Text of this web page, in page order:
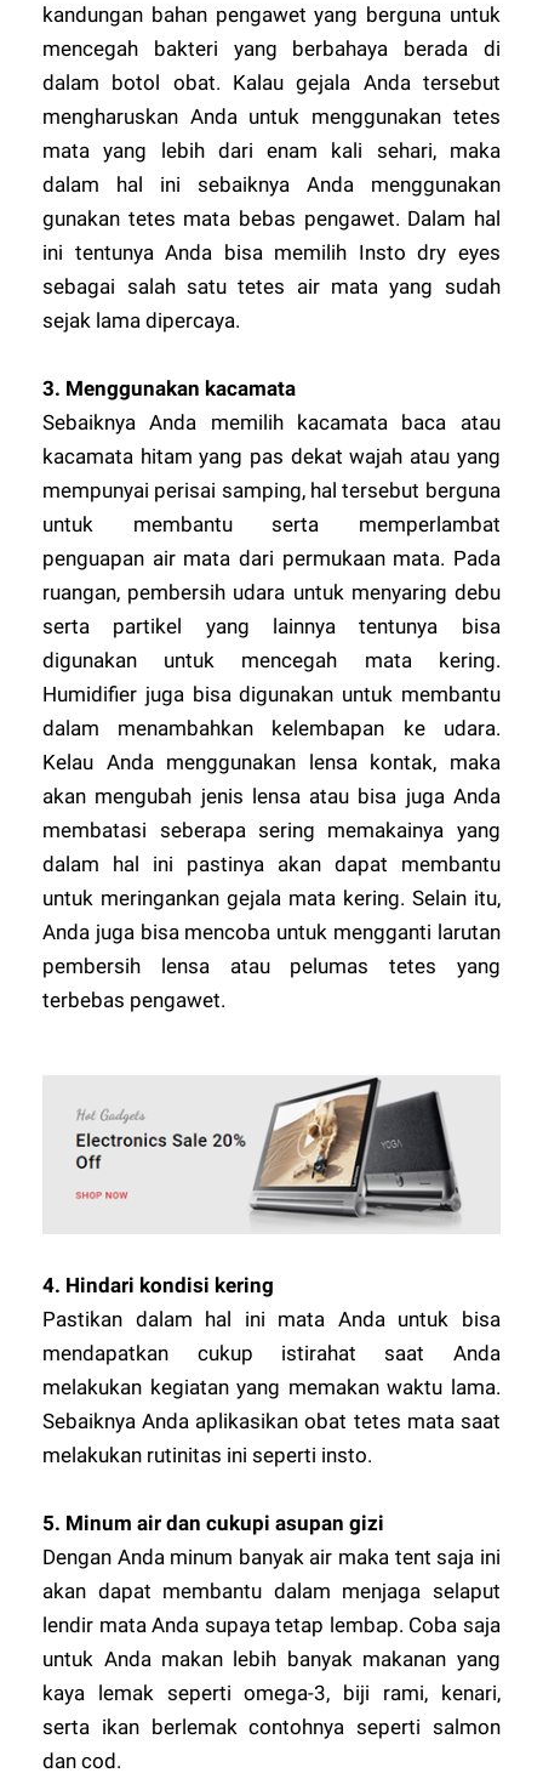
kandungan bahan pengawet yang berguna untuk
mencegah bakteri yang berbahaya berada di
dalam botol obat. Kalau gejala Anda tersebut
mengharuskan Anda untuk menggunakan tetes
mata yang lebih dari enam kali sehari, maka
dalam hal ini sebaiknya Anda menggunakan
gunakan tetes mata bebas pengawet. Dalam hal
ini tentunya Anda bisa memilih Insto dry eyes
sebagai salah satu tetes air mata yang sudah
sejak lama dipercaya.
3. Menggunakan kacamata
Sebaiknya Anda memilih kacamata baca atau
kacamata hitam yang pas dekat wajah atau yang
mempunyai perisai samping, hal tersebut berguna
untuk membantu serta memperlambat
penguapan air mata dari permukaan mata. Pada
ruangan, pembersih udara untuk menyaring debu
serta partikel yang lainnya tentunya bisa
digunakan untuk mencegah mata kering.
Humidifier juga bisa digunakan untuk membantu
dalam menambahkan kelembapan ke udara.
Kelau Anda menggunakan lensa kontak, maka
akan mengubah jenis lensa atau bisa juga Anda
membatasi seberapa sering memakainya yang
dalam hal ini pastinya akan dapat membantu
untuk meringankan gejala mata kering. Selain itu,
Anda juga bisa mencoba untuk mengganti larutan
pembersih lensa atau pelumas tetes yang
terbebas pengawet.
4. Hindari kondisi kering
Pastikan dalam hal ini mata Anda untuk bisa
mendapatkan cukup istirahat saat Anda
melakukan kegiatan yang memakan waktu lama.
Sebaiknya Anda aplikasikan obat tetes mata saat
melakukan rutinitas ini seperti insto.
5. Minum air dan cukupi asupan gizi
Dengan Anda minum banyak air maka tent saja ini
akan dapat membantu dalam menjaga selaput
lendir mata Anda supaya tetap lembap. Coba saja
untuk Anda makan lebih banyak makanan yang
kaya lemak seperti omega-3, biji rami, kenari,
serta ikan berlemak contohnya seperti salmon
dan cod.